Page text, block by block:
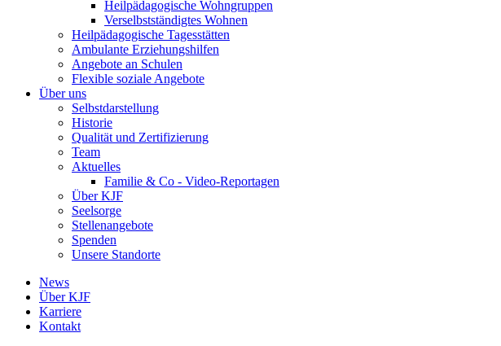
Heilpädagogische Wohngruppen
Verselbstständigtes Wohnen
Heilpädagogische Tagesstätten
Ambulante Erziehungshilfen
Angebote an Schulen
Flexible soziale Angebote
Über uns
Selbstdarstellung
Historie
Qualität und Zertifizierung
Team
Aktuelles
Familie & Co - Video-Reportagen
Über KJF
Seelsorge
Stellenangebote
Spenden
Unsere Standorte
News
Über KJF
Karriere
Kontakt